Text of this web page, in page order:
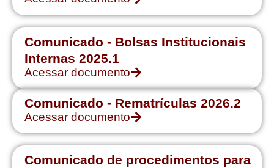
Comunicado - Bolsas Institucionais
Internas 2025.1
Acessar documento
Comunicado - Rematrículas 2026.2
Acessar documento
Comunicado de procedimentos para